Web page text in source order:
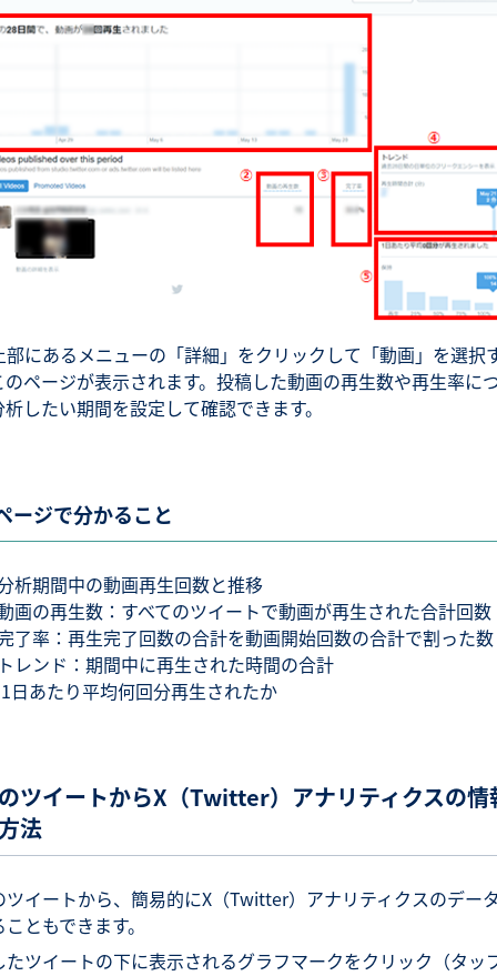
部にあるメニューの「詳細」をクリックして「動画」を選択
のページが表示されます。投稿した動画の再生数や再生率に
したい期間を設定して確認できます。
ージで分かること
析期間中の動画再生回数と推移
画の再生数：すべてのツイートで動画が再生された合計回数
了率：再生完了回数の合計を動画開始回数の合計で割った数
レンド：期間中に再生された時間の合計
あたり平均何回分再生されたか
ツイートからX（Twitter）アナリティクスの情
法
ツイートから、簡易的にX（Twitter）アナリティクスのデー
ともできます。
たツイートの下に表示されるグラフマークをクリック（タッ